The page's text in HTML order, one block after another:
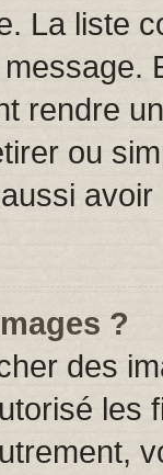
La liste
rendre
ou
?
des